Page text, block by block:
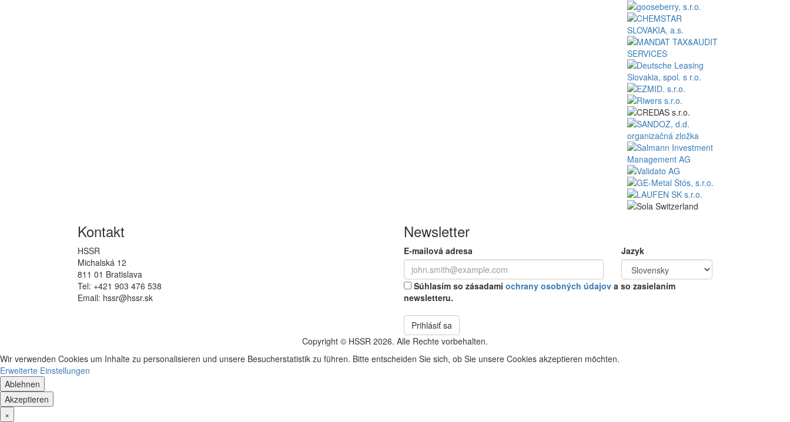
Kontakt
HSSR
Michalská 12
811 01 Bratislava
Tel: +421 903 476 538
Email: hssr@hssr.sk
Newsletter
E-mailová adresa Jazyk
Súhlasím so zásadami ochrany osobných údajov a so zasielaním
newsletteru.
Prihlásiť sa
Copyright © HSSR 2026. Alle Rechte vorbehalten.
Wir verwenden Cookies um Inhalte zu personalisieren und unsere Besucherstatistik zu führen. Bitte entscheiden Sie sich, ob Sie unsere Cookies akzeptieren möchten.
Erweiterte Einstellungen
Ablehnen
Akzeptieren
×